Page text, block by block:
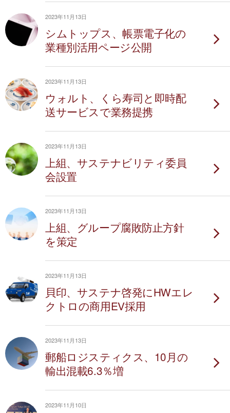
2023年11月13日
シムトップス、帳票電子化の
業種別活用ページ公開
2023年11月13日
ウォルト、くら寿司と即時配
送サービスで業務提携
2023年11月13日
上組、サステナビリティ委員
会設置
2023年11月13日
上組、グループ腐敗防止方針
を策定
2023年11月13日
貝印、サステナ啓発にHWエレ
クトロの商用EV採用
2023年11月13日
郵船ロジスティクス、10月の
輸出混載6.3％増
2023年11月10日